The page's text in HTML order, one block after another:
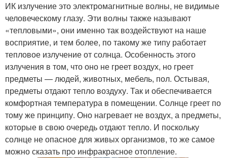
ИК излучение это электромагнитные волны, не видимые
человеческому глазу. Эти волны также называют
«тепловыми», они именно так воздействуют на наше
восприятие, и тем более, по такому же типу работает
тепловое излучение от солнца. Особенность этого
излучения в том, что оно не греет воздух, но греет
предметы — людей, животных, мебель, пол. Остывая,
предметы отдают тепло воздуху. Так и обеспечивается
комфортная температура в помещении. Солнце греет по
тому же принципу. Оно нагревает не воздух, а предметы,
которые в свою очередь отдают тепло. И поскольку
солнце не опасное для живых организмов, то же самое
можно сказать про инфракрасное отопление.